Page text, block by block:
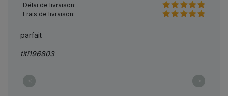
Délai de livraison:
Frais de livraison:
parfait
titi196803
< >